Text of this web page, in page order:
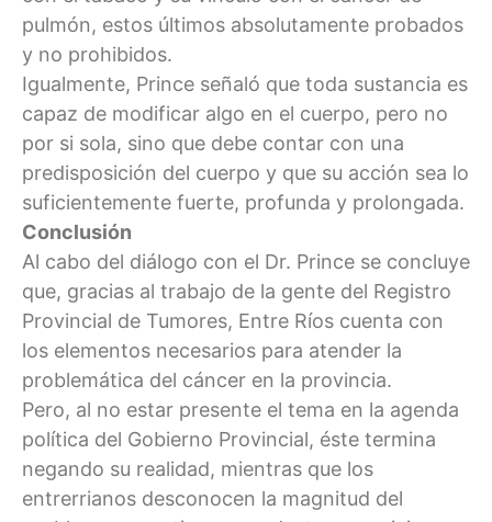
pulmón, estos últimos absolutamente probados
y no prohibidos.
Igualmente, Prince señaló que toda sustancia es
capaz de modificar algo en el cuerpo, pero no
por si sola, sino que debe contar con una
predisposición del cuerpo y que su acción sea lo
suficientemente fuerte, profunda y prolongada.
Conclusión
Al cabo del diálogo con el Dr. Prince se concluye
que, gracias al trabajo de la gente del Registro
Provincial de Tumores, Entre Ríos cuenta con
los elementos necesarios para atender la
problemática del cáncer en la provincia.
Pero, al no estar presente el tema en la agenda
política del Gobierno Provincial, éste termina
negando su realidad, mientras que los
entrerrianos desconocen la magnitud del